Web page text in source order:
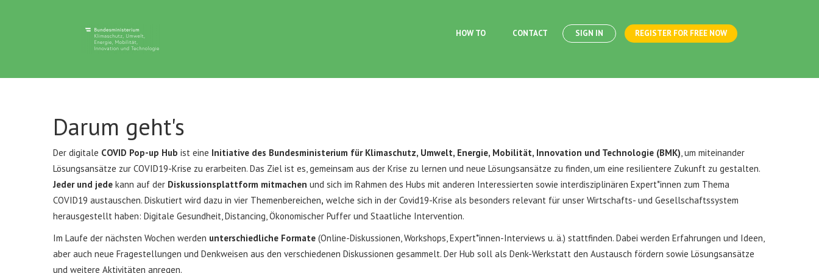
HOW TO CONTACT SIGN IN REGISTER FOR FREE NOW
Darum geht's
Der digitale COVID Pop-up Hub ist eine Initiative des Bundesministerium für Klimaschutz, Umwelt, Energie, Mobilität, Innovation und Technologie (BMK), um miteinander
Lösungsansätze zur COVID19-Krise zu erarbeiten. Das Ziel ist es, gemeinsam aus der Krise zu lernen und neue Lösungsansätze zu finden, um eine resilientere Zukunft zu gestalten.
Jeder und jede kann auf der Diskussionsplattform mitmachen und sich im Rahmen des Hubs mit anderen Interessierten sowie interdisziplinären Expert*innen zum Thema
COVID19 austauschen. Diskutiert wird dazu in vier Themenbereichen, welche sich in der Covid19-Krise als besonders relevant für unser Wirtschafts- und Gesellschaftssystem
herausgestellt haben: Digitale Gesundheit, Distancing, Ökonomischer Puffer und Staatliche Intervention.
Im Laufe der nächsten Wochen werden unterschiedliche Formate (Online-Diskussionen, Workshops, Expert*innen-Interviews u. ä.) stattfinden. Dabei werden Erfahrungen und Ideen,
aber auch neue Fragestellungen und Denkweisen aus den verschiedenen Diskussionen gesammelt. Der Hub soll als Denk-Werkstatt den Austausch fördern sowie Lösungsansätze
und weitere Aktivitäten anregen.